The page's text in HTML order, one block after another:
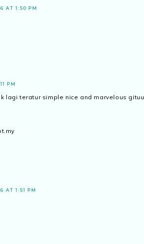
AT 1:50 PM
PM
lagi teratur simple nice and marvelous gituu
AT 1:51 PM